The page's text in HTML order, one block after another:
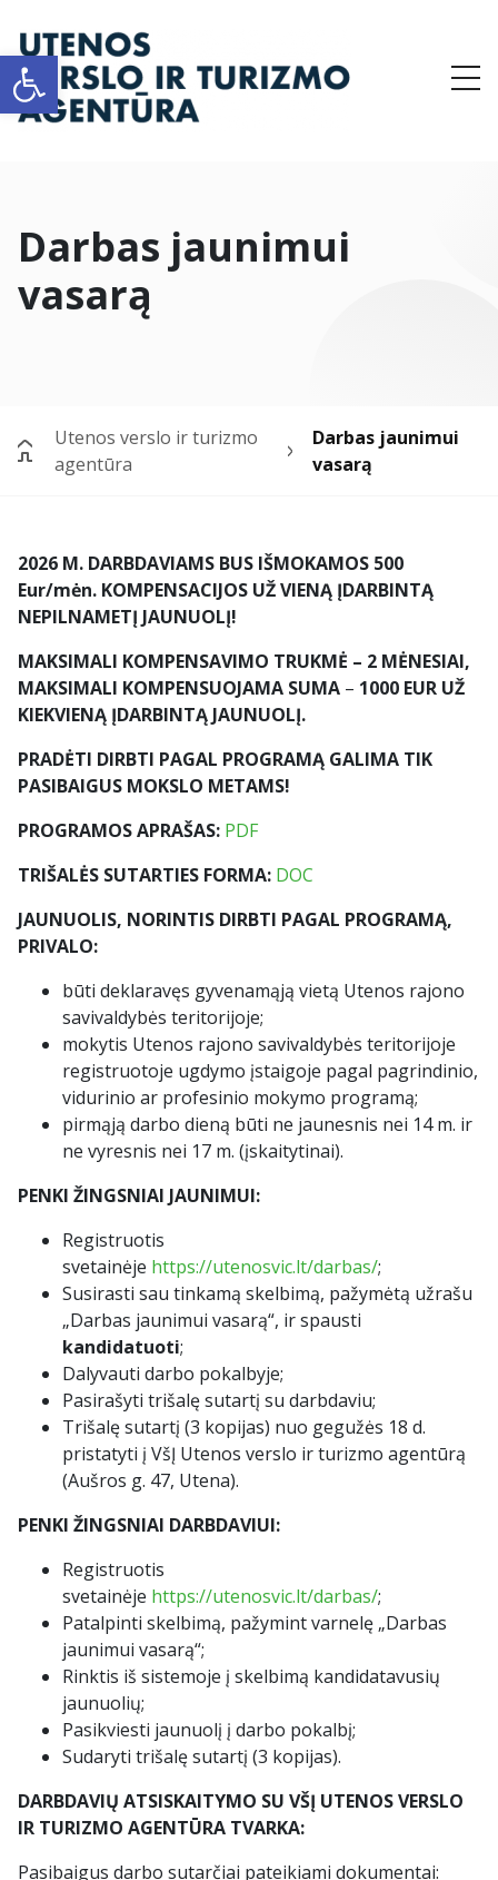
Open toolbar
Darbas jaunimui
vasarą
Utenos verslo ir turizmo
agentūra
Darbas jaunimui
vasarą
2026 M. DARBDAVIAMS BUS IŠMOKAMOS 500
Eur/mėn. KOMPENSACIJOS UŽ VIENĄ ĮDARBINTĄ
NEPILNAMETĮ JAUNUOLĮ!
MAKSIMALI KOMPENSAVIMO TRUKMĖ – 2 MĖNESIAI,
MAKSIMALI KOMPENSUOJAMA SUMA – 1000 EUR UŽ
KIEKVIENĄ ĮDARBINTĄ JAUNUOLĮ.
PRADĖTI DIRBTI PAGAL PROGRAMĄ GALIMA TIK
PASIBAIGUS MOKSLO METAMS!
PROGRAMOS APRAŠAS: PDF
TRIŠALĖS SUTARTIES FORMA: DOC
JAUNUOLIS, NORINTIS DIRBTI PAGAL PROGRAMĄ,
PRIVALO:
būti deklaravęs gyvenamąją vietą Utenos rajono
savivaldybės teritorijoje;
mokytis Utenos rajono savivaldybės teritorijoje
registruotoje ugdymo įstaigoje pagal pagrindinio,
vidurinio ar profesinio mokymo programą;
pirmąją darbo dieną būti ne jaunesnis nei 14 m. ir
ne vyresnis nei 17 m. (įskaitytinai).
PENKI ŽINGSNIAI JAUNIMUI:
Registruotis
svetainėje https://utenosvic.lt/darbas/;
Susirasti sau tinkamą skelbimą, pažymėtą užrašu
„Darbas jaunimui vasarą“, ir spausti
kandidatuoti;
Dalyvauti darbo pokalbyje;
Pasirašyti trišalę sutartį su darbdaviu;
Trišalę sutartį (3 kopijas) nuo gegužės 18 d.
pristatyti į VšĮ Utenos verslo ir turizmo agentūrą
(Aušros g. 47, Utena).
PENKI ŽINGSNIAI DARBDAVIUI:
Registruotis
svetainėje https://utenosvic.lt/darbas/;
Patalpinti skelbimą, pažymint varnelę „Darbas
jaunimui vasarą“;
Rinktis iš sistemoje į skelbimą kandidatavusių
jaunuolių;
Pasikviesti jaunuolį į darbo pokalbį;
Sudaryti trišalę sutartį (3 kopijas).
DARBDAVIŲ ATSISKAITYMO SU VŠĮ UTENOS VERSLO
IR TURIZMO AGENTŪRA TVARKA:
Pasibaigus darbo sutarčiai pateikiami dokumentai: